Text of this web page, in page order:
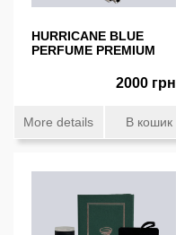
HURRICANE BLUE
PERFUME PREMIUM
2000 грн
More details В кошик